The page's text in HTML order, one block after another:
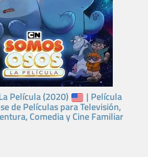
Película (2020) | Película
de Películas para Televisión,
Comedia y Cine Familiar